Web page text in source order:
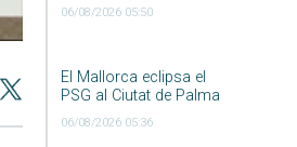
06/08/2026 05:50
El Mallorca eclipsa el
PSG al Ciutat de Palma
06/08/2026 05:36